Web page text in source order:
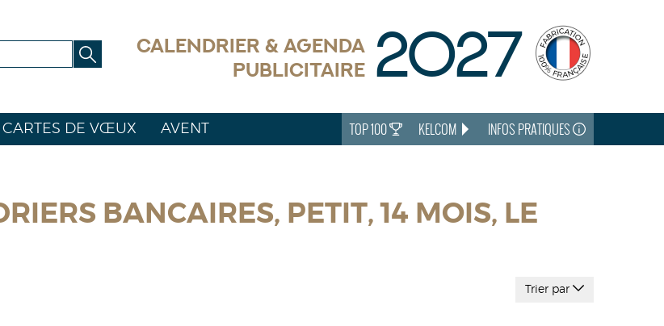
CALENDRIER & AGENDA
PUBLICITAIRE 2027
CARTES DE VŒUX AVENT INFOS PRATIQUES
KELCOM
TOP 100
BANCAIRES, PETIT, 14 MOIS, LE
Trier par